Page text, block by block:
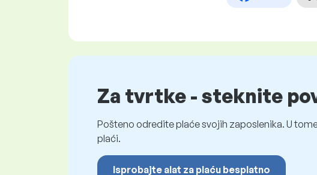
Za tvrtke - steknite
Pošteno odredite plaće svojih zaposlenika. U
plaći.
Isprobajte alat za plaću besplatno